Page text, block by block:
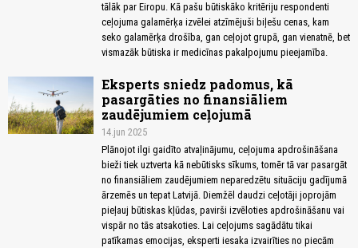
tālāk par Eiropu. Kā pašu būtiskāko kritēriju respondenti
ceļojuma galamērķa izvēlei atzīmējuši biļešu cenas, kam
seko galamērķa drošība, gan ceļojot grupā, gan vienatnē, bet
vismazāk būtiska ir medicīnas pakalpojumu pieejamība.
Eksperts sniedz padomus, kā
pasargāties no finansiāliem
zaudējumiem ceļojumā
14.jun 2025
Plānojot ilgi gaidīto atvaļinājumu, ceļojuma apdrošināšana
bieži tiek uztverta kā nebūtisks sīkums, tomēr tā var pasargāt
no finansiāliem zaudējumiem neparedzētu situāciju gadījumā
ārzemēs un tepat Latvijā. Diemžēl daudzi ceļotāji joprojām
pieļauj būtiskas kļūdas, pavirši izvēloties apdrošināšanu vai
vispār no tās atsakoties. Lai ceļojums sagādātu tikai
patīkamas emocijas, eksperti iesaka izvairīties no piecām